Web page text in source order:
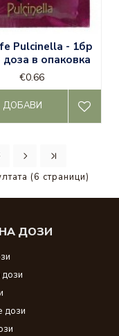
Pulcinella - 1бр
в опаковка
€0.66
ДОБАВИ
(6 страници)
ДОЗИ
дози